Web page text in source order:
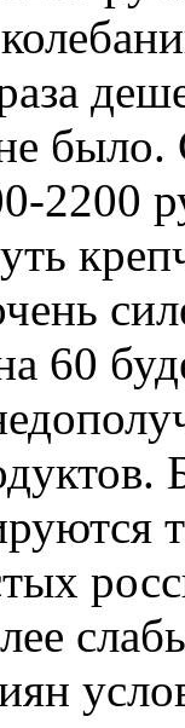
было.
2200
60